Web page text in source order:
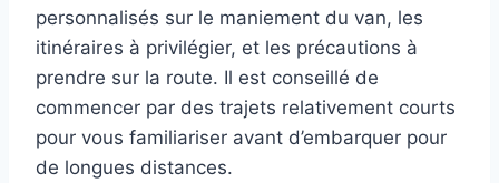
personnalisés sur le maniement du van, les
itinéraires à privilégier, et les précautions à
prendre sur la route. Il est conseillé de
commencer par des trajets relativement courts
pour vous familiariser avant d’embarquer pour
de longues distances.